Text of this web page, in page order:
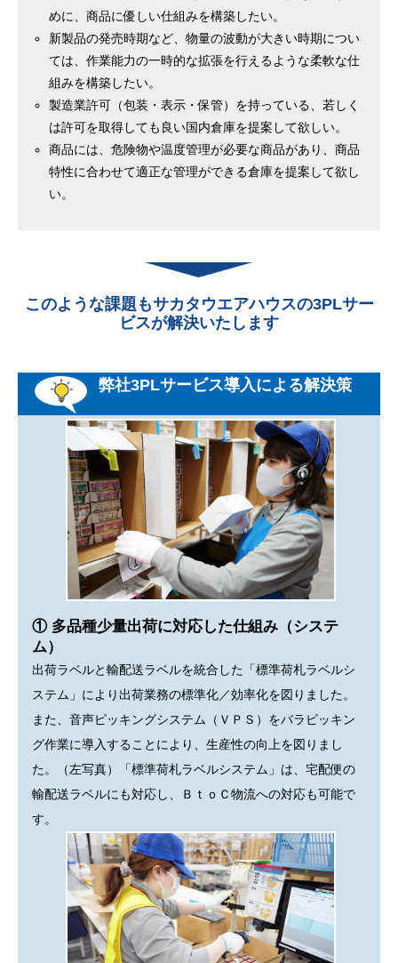
めに、商品に優しい仕組みを構築したい。
新製品の発売時期など、物量の波動が大きい時期につい
ては、作業能力の一時的な拡張を行えるような柔軟な仕
組みを構築したい。
製造業許可（包装・表示・保管）を持っている、若しく
は許可を取得しても良い国内倉庫を提案して欲しい。
商品には、危険物や温度管理が必要な商品があり、商品
特性に合わせて適正な管理ができる倉庫を提案して欲し
い。
このような課題もサカタウエアハウスの3PLサー
ビスが解決いたします
弊社3PLサービス導入による解決策
① 多品種少量出荷に対応した仕組み（システ
ム）
出荷ラベルと輸配送ラベルを統合した「標準荷札ラベルシ
ステム」により出荷業務の標準化／効率化を図りました。
また、音声ピッキングシステム（ＶＰＳ）をバラピッキン
グ作業に導入することにより、生産性の向上を図りまし
た。（左写真）「標準荷札ラベルシステム」は、宅配便の
輸配送ラベルにも対応し、ＢｔｏＣ物流への対応も可能で
す。